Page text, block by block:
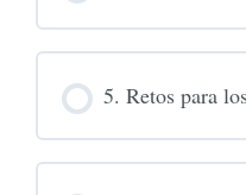
5. Retos para